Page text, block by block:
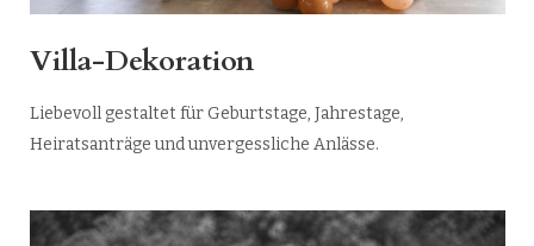
Villa-Dekoration
Liebevoll gestaltet für Geburtstage, Jahrestage,
Heiratsanträge und unvergessliche Anlässe.